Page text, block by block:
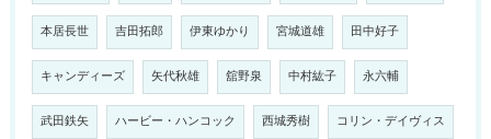
本居長世 吉田拓郎 伊東ゆかり 宮城道雄 田中好子
キャンディーズ 矢代秋雄 舘野泉 中村紘子 永六輔
武田鉄矢 ハービー・ハンコック 西城秀樹 コリン・デイヴィス